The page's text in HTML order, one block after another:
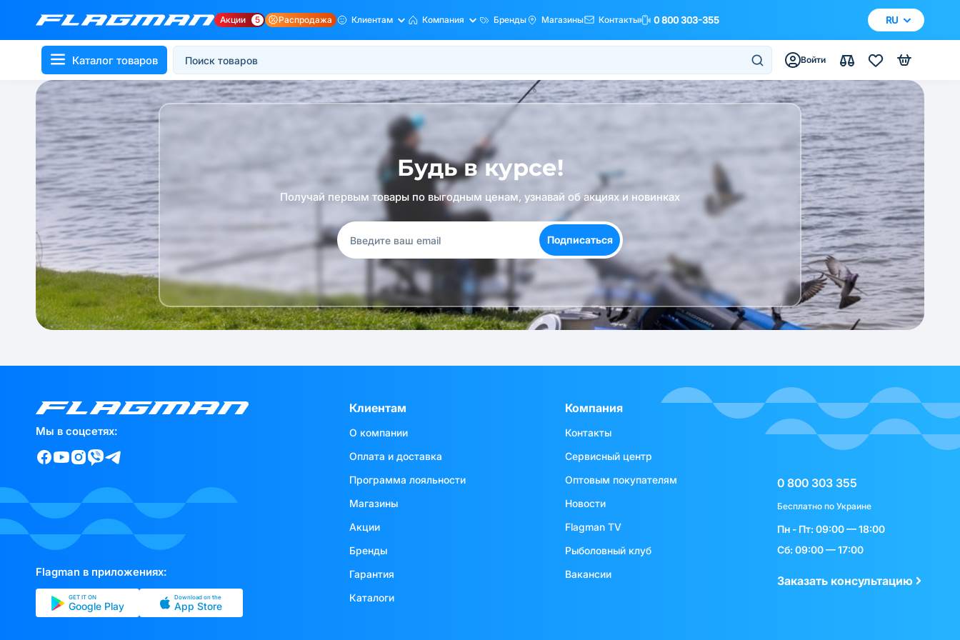
Акции 5 Распродажа Клиентам Компания Бренды Магазины Контакты 0 800 303-355 RU
Каталог товаров Войти
Будь в курсе!
Получай первым товары по выгодным ценам, узнавай об акциях и новинках
Подписаться
Мы в соцсетях:
Flagman в приложениях:
GET IT ON
Google Play
Download on the
App Store
Клиентам
О компании
Оплата и доставка
Программа лояльности
Магазины
Акции
Бренды
Гарантия
Каталоги
Компания
Контакты
Сервисный центр
Оптовым покупателям
Новости
Flagman TV
Рыболовный клуб
Вакансии
0 800 303 355
Бесплатно по Украине
Пн - Пт: 09:00 — 18:00
Сб: 09:00 — 17:00
Заказать консультацию